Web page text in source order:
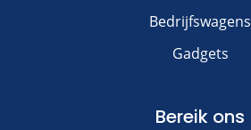
Bedrijfswagens
Gadgets
Bereik ons